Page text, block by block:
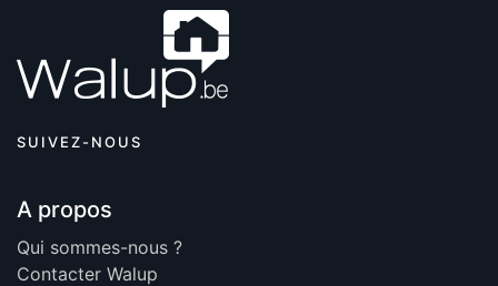
SUIVEZ-NOUS
A propos
Qui sommes-nous ?
Contacter Walup